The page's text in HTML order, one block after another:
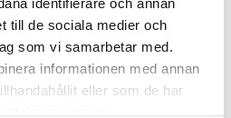
till de sociala medier och
som vi samarbetar med.
informationen med annan
eller som de har
deras tjänster.
DP 21-16
HARG GA_25
HARG 25_67
HARG GA_14